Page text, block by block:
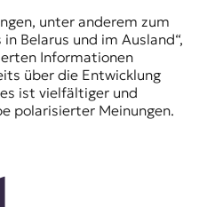
unter anderem zum
Belarus und im Ausland“,
Informationen
über die Entwicklung
ist vielfältiger und
polarisierter Meinungen.